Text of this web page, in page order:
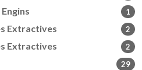
1
Extractives 2
Extractives 2
29